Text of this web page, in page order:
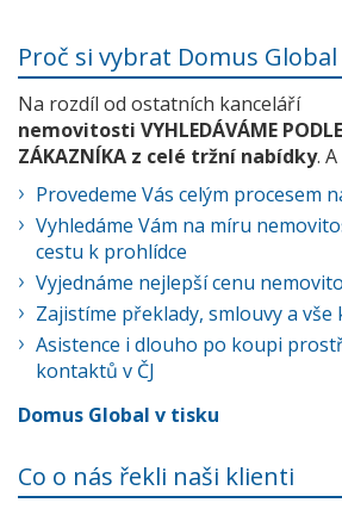
Proč si vybrat Domus Global
Na rozdíl od ostatních kanceláří
nemovitosti VYHLEDÁVÁME
ZÁKAZNÍKA z celé tržní nabídky.
Provedeme Vás celým procesem
Vyhledáme Vám na míru
cestu k prohlídce
Vyjednáme nejlepší cenu
Zajistíme překlady, smlouvy a vše
Asistence i dlouho po koupi
kontaktů v ČJ
Domus Global v tisku
Co o nás řekli naši klienti